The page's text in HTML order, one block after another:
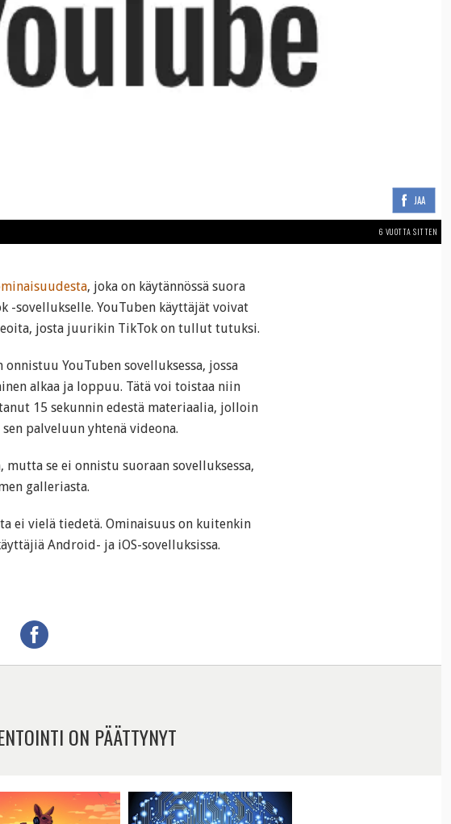
JAA
6 VUOTTA SITTEN
, joka on käytännössä suora
-sovellukselle. YouTuben käyttäjät voivat
josta juurikin TikTok on tullut tutuksi.
YouTuben sovelluksessa, jossa
alkaa ja loppuu. Tätä voi toistaa niin
15 sekunnin edestä materiaalia, jolloin
palveluun yhtenä videona.
se ei onnistu suoraan sovelluksessa,
galleriasta.
ei vielä tiedetä. Ominaisuus on kuitenkin
Android- ja iOS-sovelluksissa.
ON PÄÄTTYNYT